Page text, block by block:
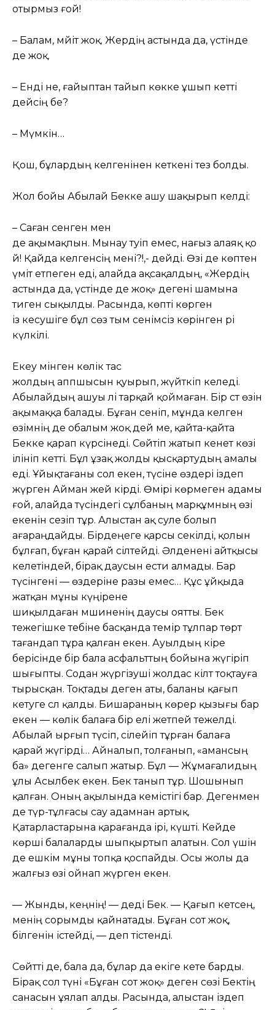
отырмыз ғой!
– Балам, мәйіт жоқ. Жердің астында да, үстінде
де жоқ.
– Енді не, ғайыптан тайып көкке ұшып кетті
дейсің бе?
– Мүмкін…
Қош, бұлардың келгенінен кеткені тез болды.
Жол бойы Абылай Бекке ашу шақырып келді:
– Саған сенген мен
де ақымақпын. Мынау тәуіп емес, нағыз алаяқ қо
й! Қайда әкелгенсің мені?!,- дейді. Өзі де көптен
үміт етпеген еді, алайда ақсақалдың, «Жердің
астында да, үстінде де жоқ» дегені шамына
тиген сықылды. Расында, көпті көрген
із кесушіге бұл сөз тым сенімсіз көрінген әрі
күлкілі.
Екеу мінген көлік тас
жолдың аппшысын қуырып, жүйткіп келеді.
Абылайдың ашуы әлі тарқай қоймаған. Бір сәт өзін
ақымаққа балады. Бұған сеніп, мұнда келген
өзімнің де обалым жоқ дей ме, қайта-қайта
Бекке қарап күрсінеді. Сөйтіп жатып кенет көзі
ілініп кетті. Бұл ұзақ жолды қысқартудың амалы
еді. Ұйықтағаны сол екен, түсіне өздері іздеп
жүрген Айман әжей кірді. Өмірі көрмеген адамы
ғой, алайда түсіндегі сұлбаның марқұмның өзі
екенін сезіп тұр. Алыстан ақ сәуле болып
ағараңдайды. Бірдеңеге қарсы секілді, қолын
бұлғап, бұған қарай сілтейді. Әлденені айтқысы
келетіндей, бірақ даусын ести алмады. Бар
түсінгені — өздеріне разы емес… Құс ұйқыда
жатқан мұны күңірене
шиқылдаған мәшиненің даусы оятты. Бек
тежегішке тебіне басқанда темір тұлпар төрт
тағандап тұра қалған екен. Ауылдың кіре
берісінде бір бала асфальттың бойына жүгіріп
шығыпты. Содан жүргізуші жолдас кілт тоқтауға
тырысқан. Тоқтады деген аты, баланы қағып
кетуге сәл қалды. Бишараның көрер қызығы бар
екен — көлік балаға бір елі жетпей тежелді.
Абылай ырғып түсіп, сілейіп тұрған балаға
қарай жүгірді… Айналып, толғанып, «амансың
ба» дегенге салып жатыр. Бұл — Жұмағалидың
ұлы Асылбек екен. Бек танып тұр. Шошынып
қалған. Оның ақылында кемістігі бар. Дегенмен
де түр-тұлғасы сау адамнан артық.
Қатарластарына қарағанда ірі, күшті. Кейде
көрші балаларды шыпқыртып алатын. Сол үшін
де ешкім мұны топқа қоспайды. Осы жолы да
жалғыз өзі ойнап жүрген екен.
— Жынды, әкеңнің! — деді Бек. — Қағып кетсең,
менің сорымды қайнатады. Бұған сот жоқ,
білгенін істейді, — деп тістенді.
Сөйтті де, бала да, бұлар да екіге кете барды.
Бірақ сол түні «Бұған сот жоқ» деген сөзі Бектің
санасын ұялап алды. Расында, алыстан іздеп